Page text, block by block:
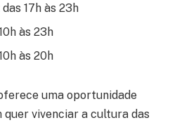
17h às 23h
às 23h
às 20h
uma oportunidade
vivenciar a cultura das